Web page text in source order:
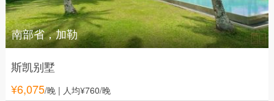
南部省，加勒
斯凯别墅
¥6,075/晚| 人均¥760/晚